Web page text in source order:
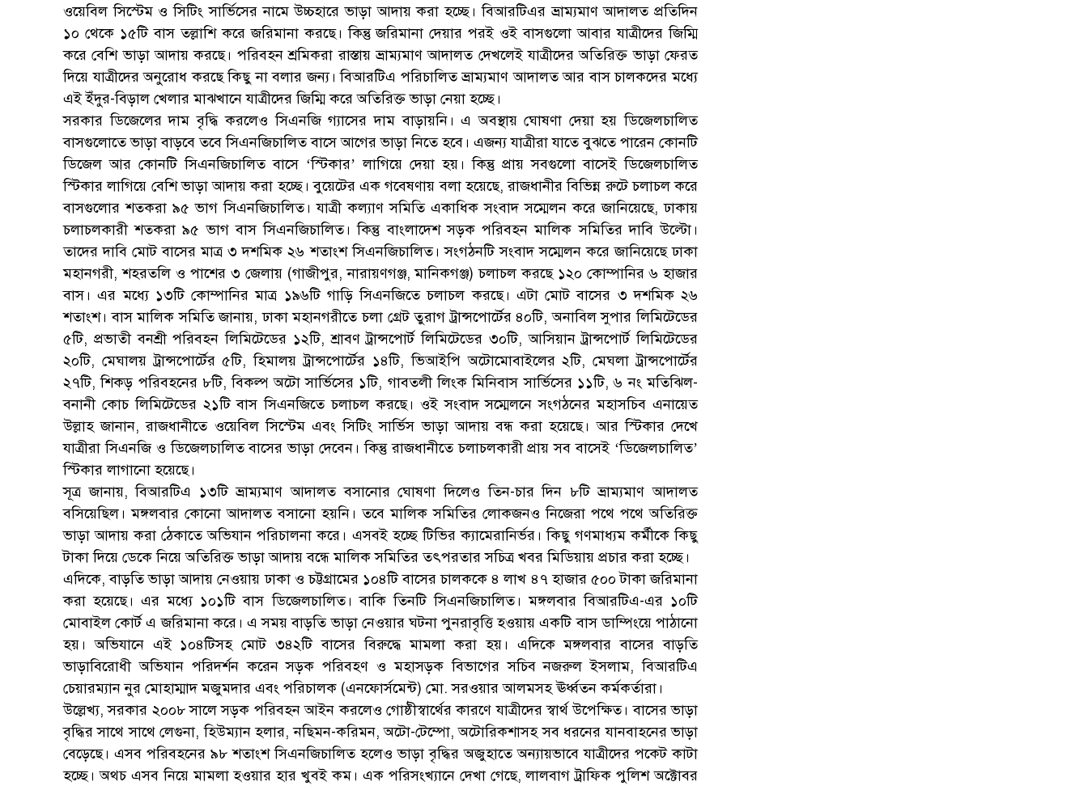
ওয়েবিল সিস্টেম ও সিটিং সার্ভিসের নামে উচ্চহারে ভাড়া আদায় করা হচ্ছে। বিআরটিএর ভ্রাম্যমাণ আদালত প্রতিদিন
১০ থেকে ১৫টি বাস তল্লাশি করে জরিমানা করছে। কিন্তু জরিমানা দেয়ার পরই ওই বাসগুলো আবার যাত্রীদের জিম্মি
করে বেশি ভাড়া আদায় করছে। পরিবহন শ্রমিকরা রাস্তায় ভ্রাম্যমাণ আদালত দেখলেই যাত্রীদের অতিরিক্ত ভাড়া ফেরত
দিয়ে যাত্রীদের অনুরোধ করছে কিছু না বলার জন্য। বিআরটিএ পরিচালিত ভ্রাম্যমাণ আদালত আর বাস চালকদের মধ্যে
এই ইঁদুর-বিড়াল খেলার মাঝখানে যাত্রীদের জিম্মি করে অতিরিক্ত ভাড়া নেয়া হচ্ছে।
সরকার ডিজেলের দাম বৃদ্ধি করলেও সিএনজি গ্যাসের দাম বাড়ায়নি। এ অবস্থায় ঘোষণা দেয়া হয় ডিজেলচালিত
বাসগুলোতে ভাড়া বাড়বে তবে সিএনজিচালিত বাসে আগের ভাড়া নিতে হবে। এজন্য যাত্রীরা যাতে বুঝতে পারেন কোনটি
ডিজেল আর কোনটি সিএনজিচালিত বাসে ‘স্টিকার’ লাগিয়ে দেয়া হয়। কিন্তু প্রায় সবগুলো বাসেই ডিজেলচালিত
স্টিকার লাগিয়ে বেশি ভাড়া আদায় করা হচ্ছে। বুয়েটের এক গবেষণায় বলা হয়েছে, রাজধানীর বিভিন্ন রুটে চলাচল করে
বাসগুলোর শতকরা ৯৫ ভাগ সিএনজিচালিত। যাত্রী কল্যাণ সমিতি একাধিক সংবাদ সম্মেলন করে জানিয়েছে, ঢাকায়
চলাচলকারী শতকরা ৯৫ ভাগ বাস সিএনজিচালিত। কিন্তু বাংলাদেশ সড়ক পরিবহন মালিক সমিতির দাবি উল্টো।
তাদের দাবি মোট বাসের মাত্র ৩ দশমিক ২৬ শতাংশ সিএনজিচালিত। সংগঠনটি সংবাদ সম্মেলন করে জানিয়েছে ঢাকা
মহানগরী, শহরতলি ও পাশের ৩ জেলায় (গাজীপুর, নারায়ণগঞ্জ, মানিকগঞ্জ) চলাচল করছে ১২০ কোম্পানির ৬ হাজার
বাস। এর মধ্যে ১৩টি কোম্পানির মাত্র ১৯৬টি গাড়ি সিএনজিতে চলাচল করছে। এটা মোট বাসের ৩ দশমিক ২৬
শতাংশ। বাস মালিক সমিতি জানায়, ঢাকা মহানগরীতে চলা গ্রেট তুরাগ ট্রান্সপোর্টের ৪০টি, অনাবিল সুপার লিমিটেডের
৫টি, প্রভাতী বনশ্রী পরিবহন লিমিটেডের ১২টি, শ্রাবণ ট্রান্সপোর্ট লিমিটেডের ৩০টি, আসিয়ান ট্রান্সপোর্ট লিমিটেডের
২০টি, মেঘালয় ট্রান্সপোর্টের ৫টি, হিমালয় ট্রান্সপোর্টের ১৪টি, ভিআইপি অটোমোবাইলের ২টি, মেঘলা ট্রান্সপোর্টের
২৭টি, শিকড় পরিবহনের ৮টি, বিকল্প অটো সার্ভিসের ১টি, গাবতলী লিংক মিনিবাস সার্ভিসের ১১টি, ৬ নং মতিঝিল-
বনানী কোচ লিমিটেডের ২১টি বাস সিএনজিতে চলাচল করছে। ওই সংবাদ সম্মেলনে সংগঠনের মহাসচিব এনায়েত
উল্লাহ জানান, রাজধানীতে ওয়েবিল সিস্টেম এবং সিটিং সার্ভিস ভাড়া আদায় বন্ধ করা হয়েছে। আর স্টিকার দেখে
যাত্রীরা সিএনজি ও ডিজেলচালিত বাসের ভাড়া দেবেন। কিন্তু রাজধানীতে চলাচলকারী প্রায় সব বাসেই ‘ডিজেলচালিত’
স্টিকার লাগানো হয়েছে।
সূত্র জানায়, বিআরটিএ ১৩টি ভ্রাম্যমাণ আদালত বসানোর ঘোষণা দিলেও তিন-চার দিন ৮টি ভ্রাম্যমাণ আদালত
বসিয়েছিল। মঙ্গলবার কোনো আদালত বসানো হয়নি। তবে মালিক সমিতির লোকজনও নিজেরা পথে পথে অতিরিক্ত
ভাড়া আদায় করা ঠেকাতে অভিযান পরিচালনা করে। এসবই হচ্ছে টিভির ক্যামেরানির্ভর। কিছু গণমাধ্যম কর্মীকে কিছু
টাকা দিয়ে ডেকে নিয়ে অতিরিক্ত ভাড়া আদায় বন্ধে মালিক সমিতির তৎপরতার সচিত্র খবর মিডিয়ায় প্রচার করা হচ্ছে।
এদিকে, বাড়তি ভাড়া আদায় নেওয়ায় ঢাকা ও চট্টগ্রামের ১০৪টি বাসের চালককে ৪ লাখ ৪৭ হাজার ৫০০ টাকা জরিমানা
করা হয়েছে। এর মধ্যে ১০১টি বাস ডিজেলচালিত। বাকি তিনটি সিএনজিচালিত। মঙ্গলবার বিআরটিএ-এর ১০টি
মোবাইল কোর্ট এ জরিমানা করে। এ সময় বাড়তি ভাড়া নেওয়ার ঘটনা পুনরাবৃত্তি হওয়ায় একটি বাস ডাম্পিংয়ে পাঠানো
হয়। অভিযানে এই ১০৪টিসহ মোট ৩৪২টি বাসের বিরুদ্ধে মামলা করা হয়। এদিকে মঙ্গলবার বাসের বাড়তি
ভাড়াবিরোধী অভিযান পরিদর্শন করেন সড়ক পরিবহণ ও মহাসড়ক বিভাগের সচিব নজরুল ইসলাম, বিআরটিএ
চেয়ারম্যান নুর মোহাম্মাদ মজুমদার এবং পরিচালক (এনফোর্সমেন্ট) মো. সরওয়ার আলমসহ ঊর্ধ্বতন কর্মকর্তারা।
উল্লেখ্য, সরকার ২০০৮ সালে সড়ক পরিবহন আইন করলেও গোষ্ঠীস্বার্থের কারণে যাত্রীদের স্বার্থ উপেক্ষিত। বাসের ভাড়া
বৃদ্ধির সাথে সাথে লেগুনা, হিউম্যান হলার, নছিমন-করিমন, অটো-টেম্পো, অটোরিকশাসহ সব ধরনের যানবাহনের ভাড়া
বেড়েছে। এসব পরিবহনের ৯৮ শতাংশ সিএনজিচালিত হলেও ভাড়া বৃদ্ধির অজুহাতে অন্যায়ভাবে যাত্রীদের পকেট কাটা
হচ্ছে। অথচ এসব নিয়ে মামলা হওয়ার হার খুবই কম। এক পরিসংখ্যানে দেখা গেছে, লালবাগ ট্রাফিক পুলিশ অক্টোবর